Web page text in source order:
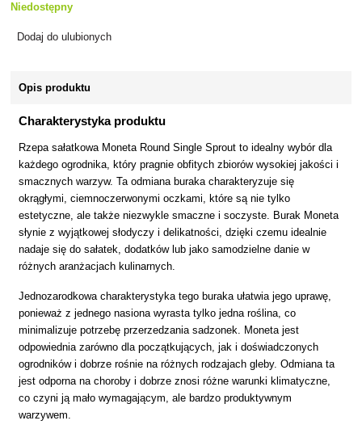
Niedostępny
Dodaj do ulubionych
Opis produktu
Charakterystyka produktu
Rzepa sałatkowa Moneta Round Single Sprout to idealny wybór dla
każdego ogrodnika, który pragnie obfitych zbiorów wysokiej jakości i
smacznych warzyw. Ta odmiana buraka charakteryzuje się
okrągłymi, ciemnoczerwonymi oczkami, które są nie tylko
estetyczne, ale także niezwykle smaczne i soczyste. Burak Moneta
słynie z wyjątkowej słodyczy i delikatności, dzięki czemu idealnie
nadaje się do sałatek, dodatków lub jako samodzielne danie w
różnych aranżacjach kulinarnych.
Jednozarodkowa charakterystyka tego buraka ułatwia jego uprawę,
ponieważ z jednego nasiona wyrasta tylko jedna roślina, co
minimalizuje potrzebę przerzedzania sadzonek. Moneta jest
odpowiednia zarówno dla początkujących, jak i doświadczonych
ogrodników i dobrze rośnie na różnych rodzajach gleby. Odmiana ta
jest odporna na choroby i dobrze znosi różne warunki klimatyczne,
co czyni ją mało wymagającym, ale bardzo produktywnym
warzywem.